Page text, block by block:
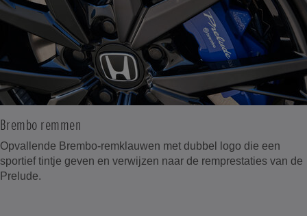
Brembo remmen
Opvallende Brembo-remklauwen met dubbel logo die een
sportief tintje geven en verwijzen naar de remprestaties van de
Prelude.